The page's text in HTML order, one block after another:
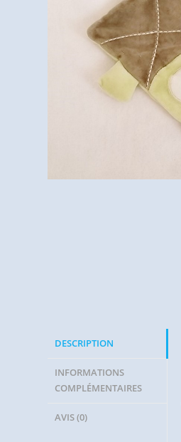
DESCRIPTION
INFORMATIONS
COMPLÉMENTAIRES
AVIS (0)